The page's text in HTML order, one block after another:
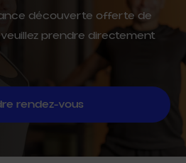
découverte offerte de
prendre directement
rendez-vous